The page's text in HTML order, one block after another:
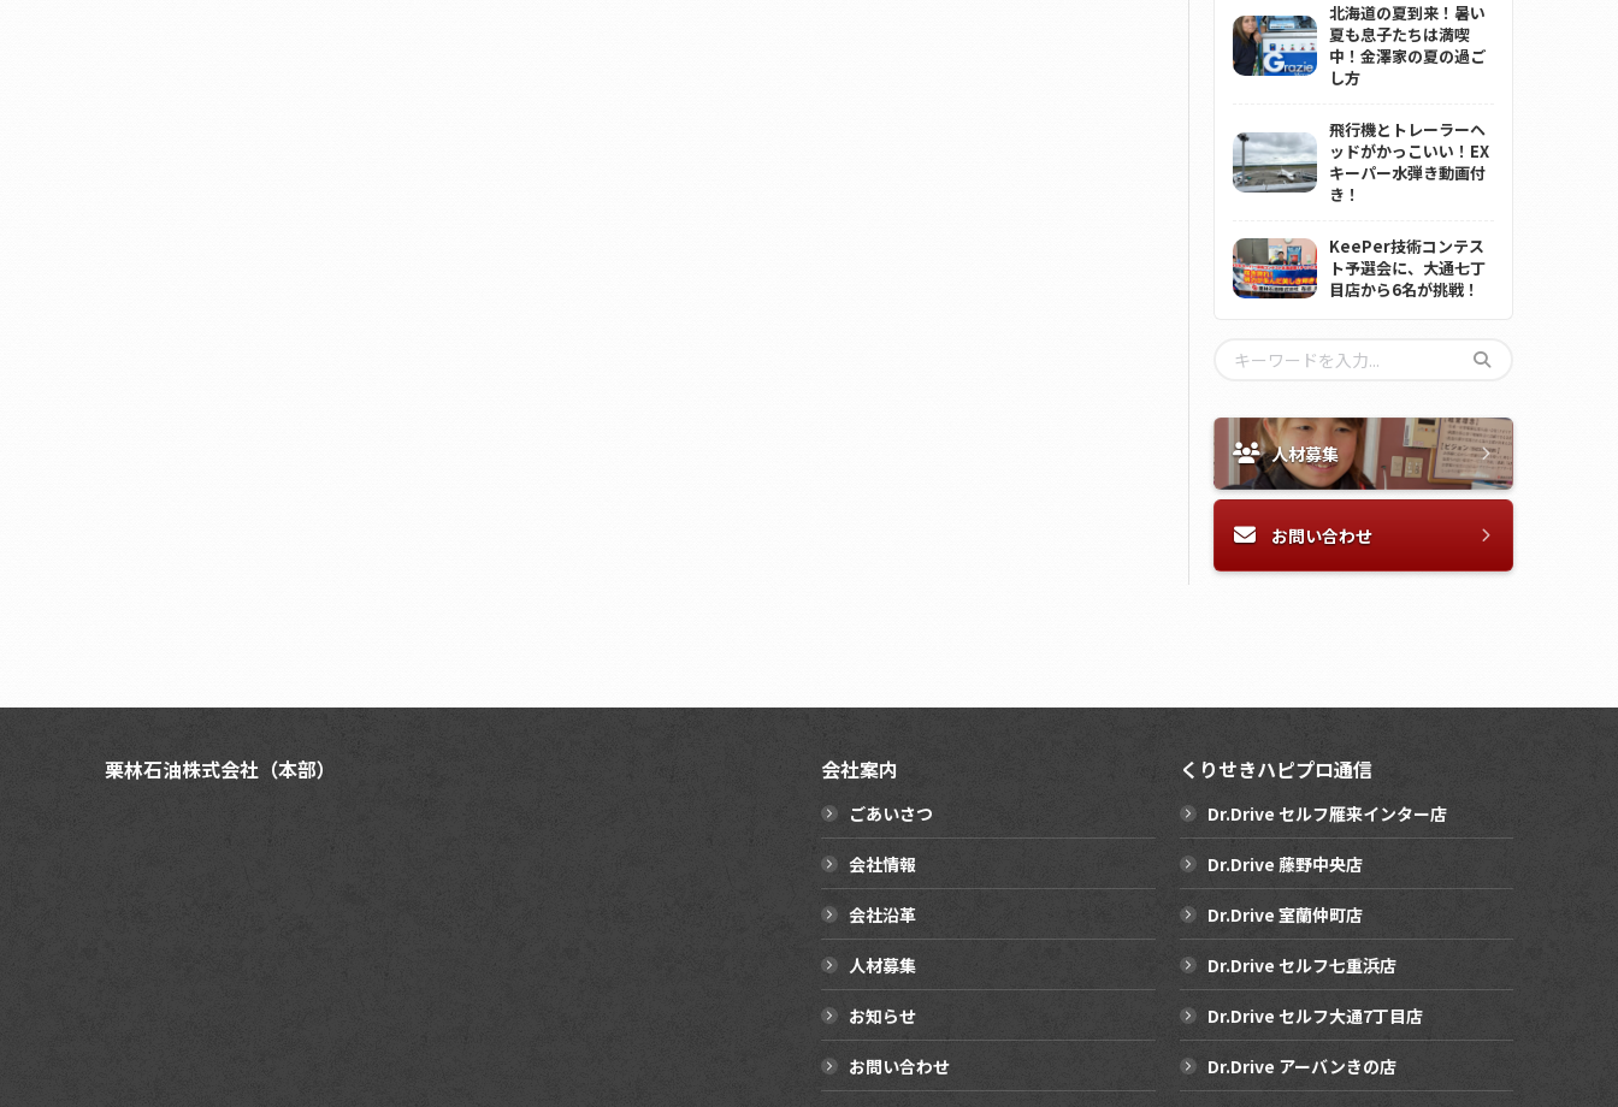
北海道の夏到来！暑い
夏も息子たちは満喫
中！金澤家の夏の過ご
し方
飛行機とトレーラーヘ
ッドがかっこいい！EX
キーパー水弾き動画付
き！
KeePer技術コンテス
ト予選会に、大通七丁
目店から6名が挑戦！
人材募集
お問い合わせ
栗林石油株式会社（本部） 会社案内
ごあいさつ
会社情報
会社沿革
人材募集
お知らせ
お問い合わせ
くりせきハピプロ通信
Dr.Drive セルフ雁来インター店
Dr.Drive 藤野中央店
Dr.Drive 室蘭仲町店
Dr.Drive セルフ七重浜店
Dr.Drive セルフ大通7丁目店
Dr.Drive アーバンきの店